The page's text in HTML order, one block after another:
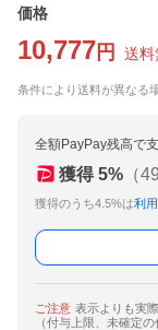
価格
10,777 円 送料
条件により送料が異なる
全額PayPay残高で
獲得 5% （
獲得のうち4.5%は利
ご注意 表示よりも実
（付与上限、未確定の